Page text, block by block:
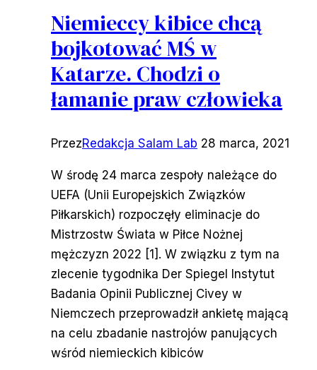
Niemieccy kibice chcą
bojkotować MŚ w
Katarze. Chodzi o
łamanie praw człowieka
PrzezRedakcja Salam Lab 28 marca, 2021
W środę 24 marca zespoły należące do
UEFA (Unii Europejskich Związków
Piłkarskich) rozpoczęły eliminacje do
Mistrzostw Świata w Piłce Nożnej
mężczyzn 2022 [1]. W związku z tym na
zlecenie tygodnika Der Spiegel Instytut
Badania Opinii Publicznej Civey w
Niemczech przeprowadził ankietę mającą
na celu zbadanie nastrojów panujących
wśród niemieckich kibiców